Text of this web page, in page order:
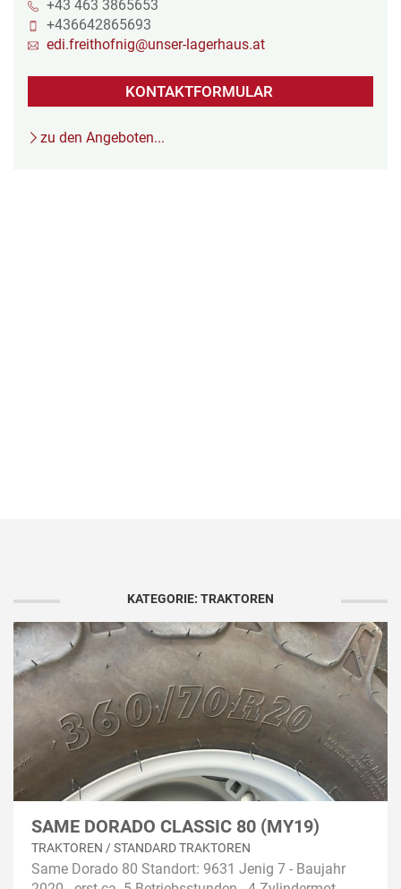
+43 463 3865653
+436642865693
edi.freithofnig@unser-lagerhaus.at
KONTAKTFORMULAR
zu den Angeboten...
KATEGORIE: TRAKTOREN
SAME DORADO CLASSIC 80 (MY19)
TRAKTOREN / STANDARD TRAKTOREN
Same Dorado 80 Standort: 9631 Jenig 7 - Baujahr